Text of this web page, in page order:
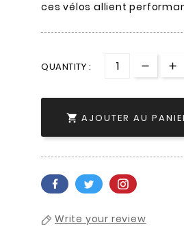
ces vélos allient
QUANTITY :
 AJOUTER AU
Write your review